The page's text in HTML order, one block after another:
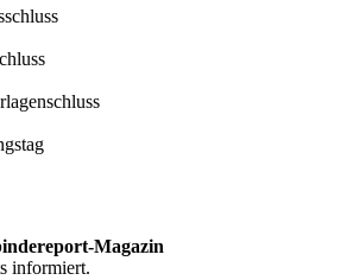
Magazin
informiert.